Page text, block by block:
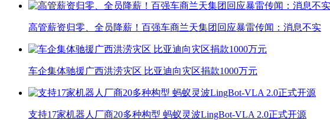
高管薪资归零、全员降薪！百强车商兰天集团回应暴雷传闻：消息不实
车企集体驰援广西洪涝灾区 比亚迪向灾区捐款1000万元
支持17家机器人厂商20多种构型 蚂蚁灵波LingBot-VLA 2.0正式开源